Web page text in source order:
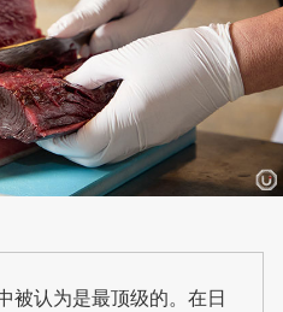
被认为是最顶级的。在日